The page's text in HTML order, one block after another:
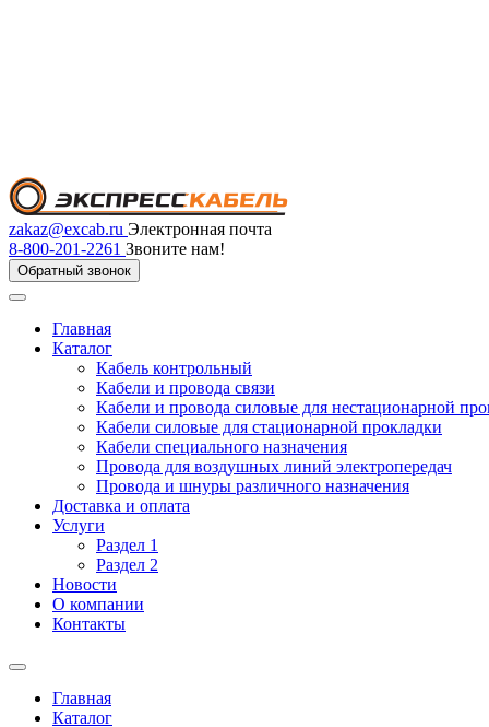
zakaz@excab.ru Электронная почта
8-800-201-2261 Звоните нам!
Обратный звонок
Главная
Каталог
Кабель контрольный
Кабели и провода связи
Кабели и провода силовые для нестационарной
Кабели силовые для стационарной прокладки
Кабели специального назначения
Провода для воздушных линий электропередач
Провода и шнуры различного назначения
Доставка и оплата
Услуги
Раздел 1
Раздел 2
Новости
О компании
Контакты
Главная
Каталог